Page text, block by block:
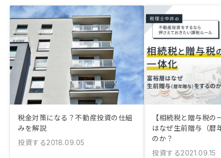
税金対策になる？不動産投資の仕組
みを解説
投資する2018.09.05
【相続税と贈与税
はなぜ生前贈与（暦
のか？
投資する2021.09.15